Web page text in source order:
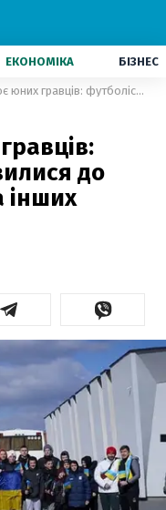
ЕКОНОМІКА БІЗНЕС
УАФ евакуює юних гравців: футболісти відправилися до Угорщини, Латвії та інших країн
до
інших